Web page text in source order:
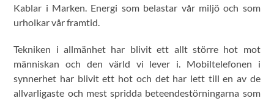
Kablar i Marken. Energi som belastar vår miljö och som
urholkar vår framtid.
Tekniken i allmänhet har blivit ett allt större hot mot
människan och den värld vi lever i. Mobiltelefonen i
synnerhet har blivit ett hot och det har lett till en av de
allvarligaste och mest spridda beteendestörningarna som